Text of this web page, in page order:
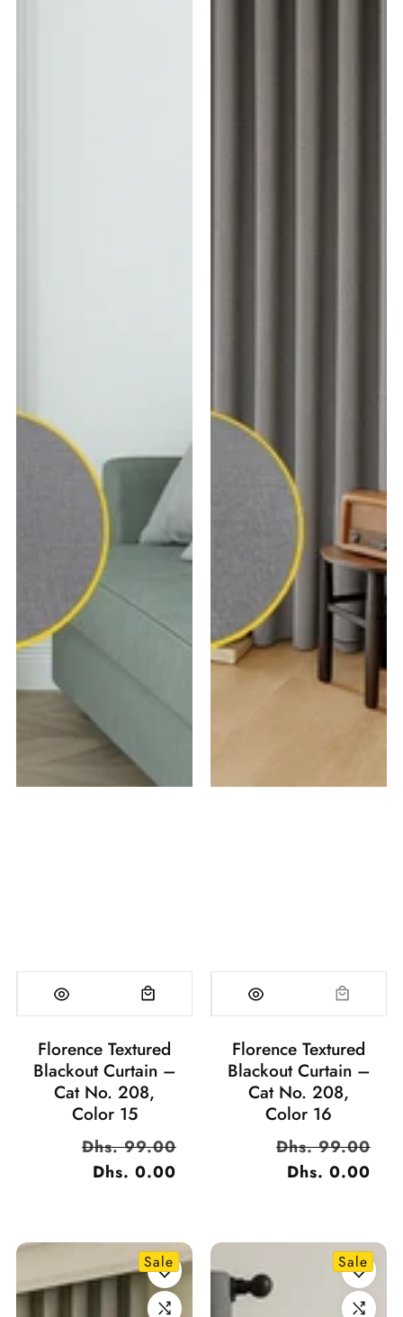
Florence Textured
Blackout Curtain –
Cat No. 208,
Color 16
السعر
العادي
Dhs. 99.00
Dhs. 0.00
Florence Textured
Blackout Curtain –
Cat No. 208,
Color 15
السعر
العادي
Dhs. 99.00
Dhs. 0.00
Sale
Sale